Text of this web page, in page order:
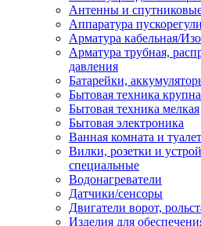
Антенны и
Аппаратура
Арматура кабельная/
Арматура трубная,
давления
Батарейки,
Бытовая техника
Бытовая техника мелкая
Бытовая электроника
Ванная комната и туалет
Вилки, розетки и
специальные
Водонагреватели
Датчики/сенсоры
Двигатели ворот,
Изделия для